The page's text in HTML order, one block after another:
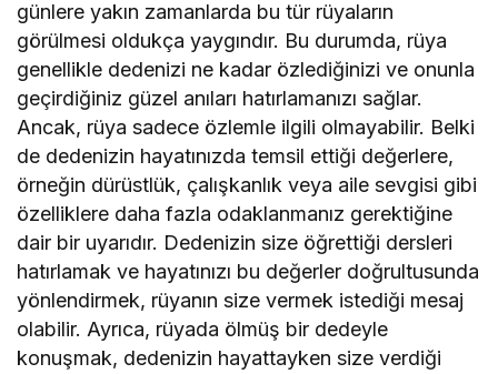
günlere yakın zamanlarda bu tür rüyaların
görülmesi oldukça yaygındır. Bu durumda, rüya
genellikle dedenizi ne kadar özlediğinizi ve onunla
geçirdiğiniz güzel anıları hatırlamanızı sağlar.
Ancak, rüya sadece özlemle ilgili olmayabilir. Belki
de dedenizin hayatınızda temsil ettiği değerlere,
örneğin dürüstlük, çalışkanlık veya aile sevgisi gibi
özelliklere daha fazla odaklanmanız gerektiğine
dair bir uyarıdır. Dedenizin size öğrettiği dersleri
hatırlamak ve hayatınızı bu değerler doğrultusunda
yönlendirmek, rüyanın size vermek istediği mesaj
olabilir. Ayrıca, rüyada ölmüş bir dedeyle
konuşmak, dedenizin hayattayken size verdiği